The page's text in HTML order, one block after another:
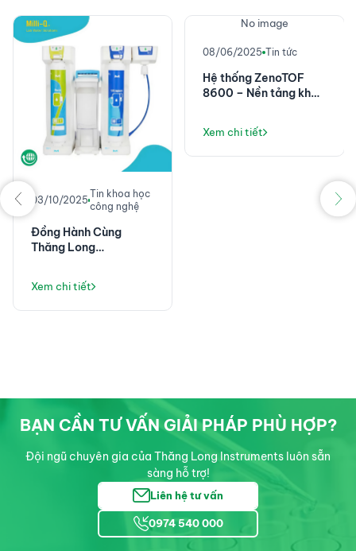
03/10/2025
Tin khoa học
công nghệ
Đồng Hành Cùng
Thăng Long
Chỉ Là Máy Lọc Nước,
Mà Là Giải Pháp Vận
Hành Phòng Thí
Xem chi tiết
No image
08/06/2025 Tin tức
Hệ thống ZenoTOF
8600 – Nền tảng khối
độ nhạy đột phá
Xem chi tiết
BẠN CẦN TƯ VẤN GIẢI PHÁP PHÙ HỢP?
Đội ngũ chuyên gia của Thăng Long Instruments luôn sẵn
sàng hỗ trợ!
Liên hệ tư vấn
0974 540 000